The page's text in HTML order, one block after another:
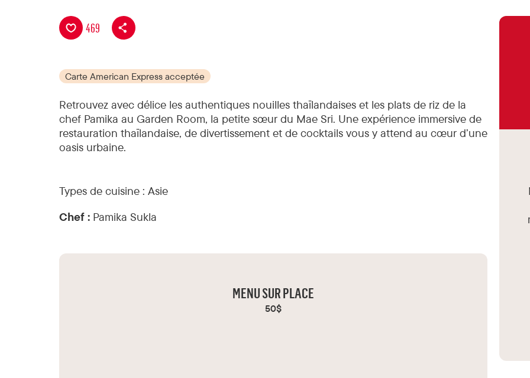
469
Carte American Express acceptée
Retrouvez avec délice les authentiques nouilles thaïlandaises et les plats de riz de la
chef Pamika au Garden Room, la petite sœur du Mae Sri. Une expérience immersive de
restauration thaïlandaise, de divertissement et de cocktails vous y attend au cœur d’une
oasis urbaine.
Types de cuisine : Asie
Chef : Pamika Sukla
MENU SUR PLACE
50$